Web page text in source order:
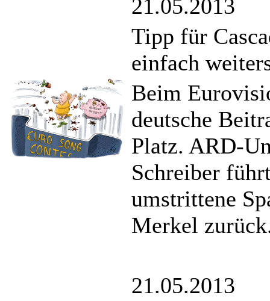
21.05.2013
Tipp für
einfach
Beim
deutsche
Platz. ARD-
Schreiber
umstrittene
Merkel
21.05.2013